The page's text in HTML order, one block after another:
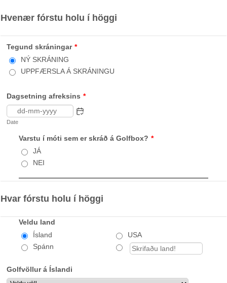
Hvenær fórstu holu í höggi
Tegund skráningar *
NÝ SKRÁNING
UPPFÆRSLA Á SKRÁNINGU
Dagsetning afreksins *
Date
Varstu í móti sem er skráð á Golfbox? *
JÁ
NEI
Hvar fórstu holu í höggi
Veldu land
Ísland
USA
Spánn
Golfvöllur á Íslandi